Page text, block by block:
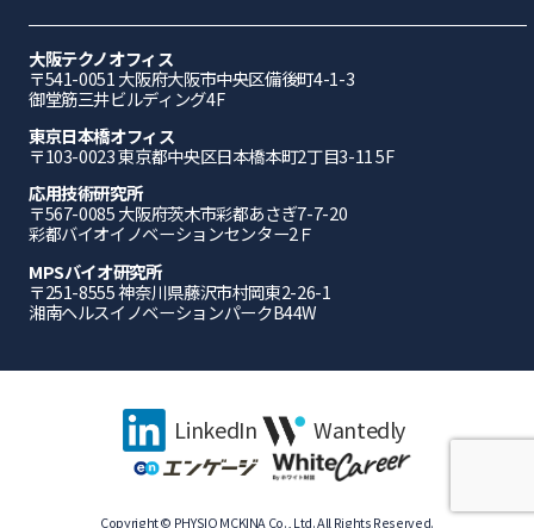
大阪テクノオフィス
〒541-0051 ⼤阪府⼤阪市中央区備後町4-1-3
御堂筋三井ビルディング4F
東京日本橋オフィス
〒103-0023 東京都中央区日本橋本町2丁目3-11 5F
応⽤技術研究所
〒567-0085 ⼤阪府茨⽊市彩都あさぎ7-7-20
彩都バイオイノベーションセンター2Ｆ
MPSバイオ研究所
〒251-8555 神奈川県藤沢市村岡東2-26-1
湘南ヘルスイノベーションパークB44W
LinkedIn Wantedly
Copyright © PHYSIO MCKINA Co., Ltd. All Rights Reserved.